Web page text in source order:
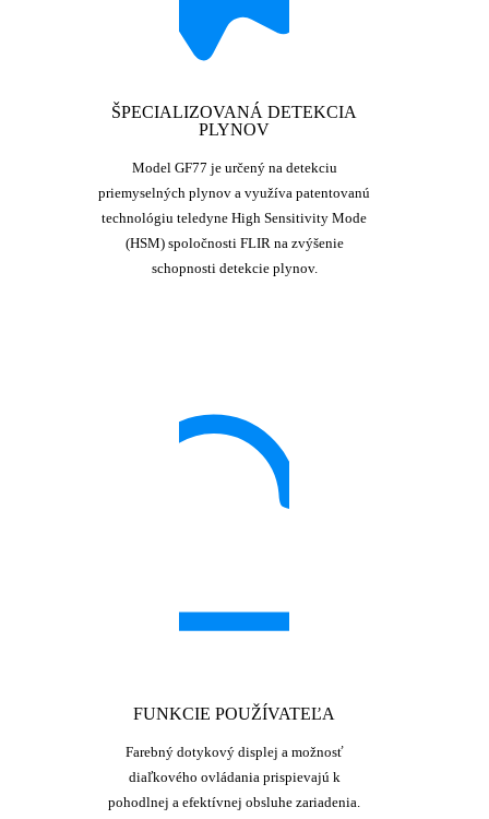
ŠPECIALIZOVANÁ DETEKCIA
PLYNOV
Model GF77 je určený na detekciu
priemyselných plynov a využíva patentovanú
technológiu teledyne High Sensitivity Mode
(HSM) spoločnosti FLIR na zvýšenie
schopnosti detekcie plynov.
FUNKCIE POUŽÍVATEĽA
Farebný dotykový displej a možnosť
diaľkového ovládania prispievajú k
pohodlnej a efektívnej obsluhe zariadenia.